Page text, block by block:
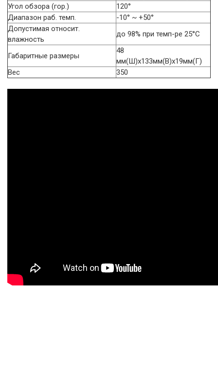
Угол обзора (гор.)
120°
Диапазон раб. темп.
-10° ~ +50°
Допустимая относит.
влажность
до 98% при темп-ре 25°C
Габаритные размеры
48
мм(Ш)х133мм(В)х19мм(Г)
Вес
350